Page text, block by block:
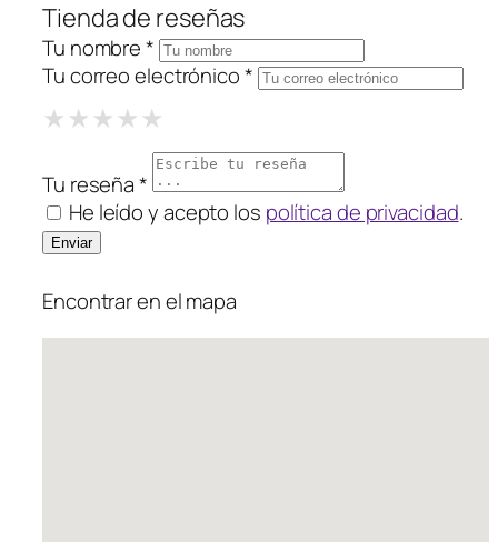
Tienda de reseñas
Tu nombre *
Tu correo electrónico *
★1 Star
★★2 Stars
★★★3 Stars
★★★★4 Stars
★★★★★
Tu reseña *
He leído y acepto los política de privacidad.
Encontrar en el mapa